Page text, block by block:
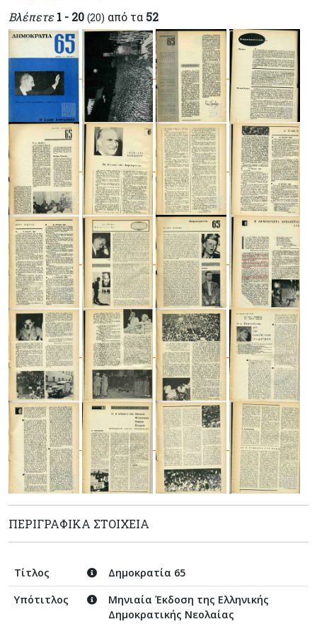
Βλέπετε 1 - 20 (20) από τα 52
ΠΕΡΙΓΡΑΦΙΚΆ ΣΤΟΙΧΕΊΑ
Τίτλος
Δημοκρατία 65
Υπότιτλος
Μηνιαία Έκδοση της Ελληνικής
Δημοκρατικής Νεολαίας